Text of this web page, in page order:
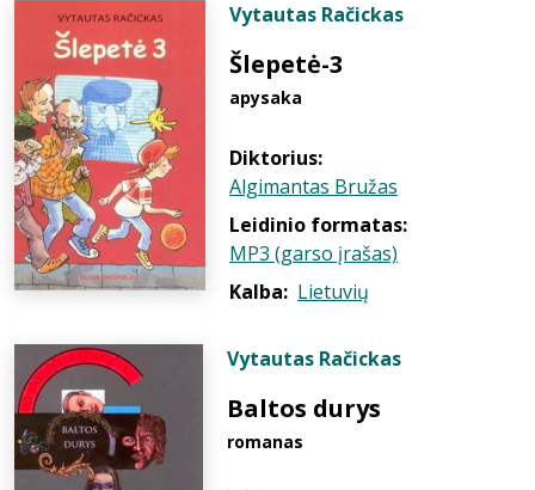
Vytautas Račickas
Šlepetė-3
apysaka
Diktorius:
Algimantas Bružas
Leidinio formatas:
MP3 (garso įrašas)
Kalba: Lietuvių
Vytautas Račickas
Baltos durys
romanas